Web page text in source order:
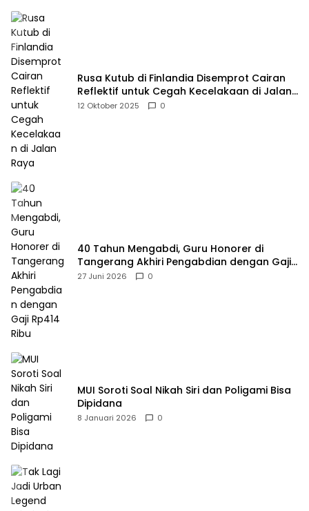
Rusa Kutub di Finlandia Disemprot Cairan
Reflektif untuk Cegah Kecelakaan di Jalan
Raya
12 Oktober 2025 0
40 Tahun Mengabdi, Guru Honorer di
Tangerang Akhiri Pengabdian dengan Gaji
Rp414 Ribu
27 Juni 2026 0
MUI Soroti Soal Nikah Siri dan Poligami Bisa
Dipidana
8 Januari 2026 0